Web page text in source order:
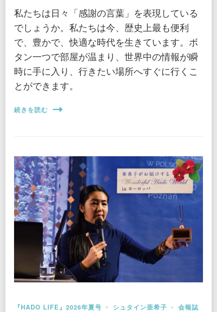
私たちは日々「感謝の言葉」を表現している
でしょうか。私たちは今、歴史上最も便利
で、豊かで、快適な時代を生きています。ボ
タン一つで部屋が温まり、世界中の情報が瞬
時に手に入り、行きたい場所へすぐに行くこ
とができます。
続きを読む
『HADO LIFE』2026年夏号 シュタイン亜希子 会報誌